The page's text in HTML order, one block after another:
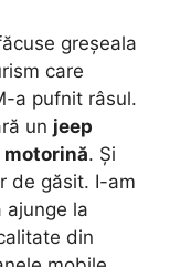
greșeala
care
a pufnit râsul.
un jeep
motorină. Și
de găsit. I-am
ajunge la
din